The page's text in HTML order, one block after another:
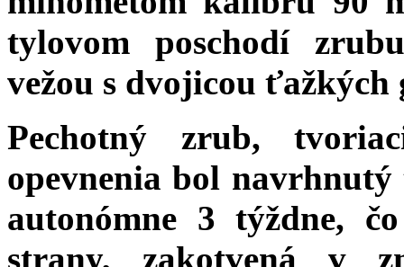
tylovom poschodí
vežou s dvojicou ťažkých
Pechotný zrub,
opevnenia bol
autonómne 3 týždne,
strany, zakotvená v